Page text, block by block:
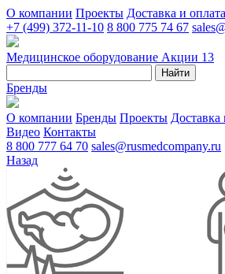
О компании Проекты Доставка и оплата
+7 (499) 372-11-10 8 800 775 74 67
Медицинское оборудование Акции 13
Найти
Бренды
О компании Бренды Проекты Доставка
Видео Контакты
8 800 777 64 70 sales@rusmedcompany.ru
Назад